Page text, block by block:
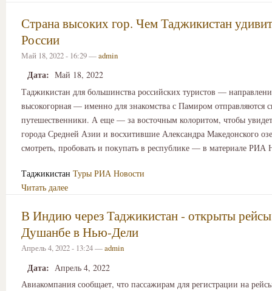
Страна высоких гор. Чем Таджикистан
России
Май 18, 2022 - 16:29 —admin
Дата: Май 18, 2022
Таджикистан для большинства российских туристов —
высокогорная — именно для знакомства с Памиром отправляются
путешественники. А еще — за восточным колоритом, чтобы
города Средней Азии и восхитившие Александра Македонского
смотреть, пробовать и покупать в республике — в материале РИА
Таджикистан Туры РИА Новости
Читать далее
В Индию через Таджикистан - открыты
Душанбе в Нью-Дели
Апрель 4, 2022 - 13:24 —admin
Дата: Апрель 4, 2022
Авиакомпания сообщает, что пассажирам для регистрации на